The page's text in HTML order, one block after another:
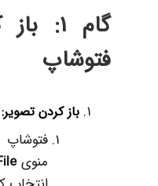
گام 1:
فتوشاپ
باز کردن تصویر:
فتوشاپ
منوی